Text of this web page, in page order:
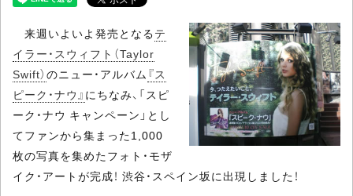
来週いよいよ発売となるテ
イラー・スウィフト（Taylor
Swift） のニュー・アルバム 『ス
ピーク・ナウ』 にちなみ、「スピ
ーク・ナウ キャンペーン」とし
てファンから集まった1,000
枚の写真を集めたフォト・モザ
イク・アートが完成！ 渋谷・スペイン坂に出現しました！